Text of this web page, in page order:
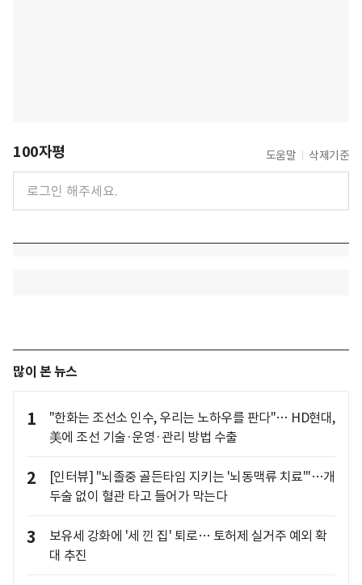
100자평 도움말 삭제기준
많이 본 뉴스
1
"한화는 조선소 인수, 우리는 노하우를 판다"… HD현대,
美에 조선 기술·운영·관리 방법 수출
2
[인터뷰] "뇌졸중 골든타임 지키는 '뇌동맥류 치료'"…개
두술 없이 혈관 타고 들어가 막는다
3
보유세 강화에 '세 낀 집' 퇴로… 토허제 실거주 예외 확
대 추진